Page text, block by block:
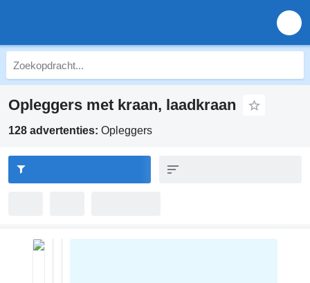
Opleggers met kraan, laadkraan
128 advertenties: Opleggers